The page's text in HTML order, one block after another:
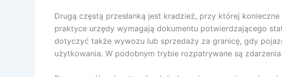
Drugą częstą przesłanką jest kradzież, przy której
praktyce urzędy wymagają dokumentu potwierdzającego
dotyczyć także wywozu lub sprzedaży za granicę, gdy
użytkowania. W podobnym trybie rozpatrywane są